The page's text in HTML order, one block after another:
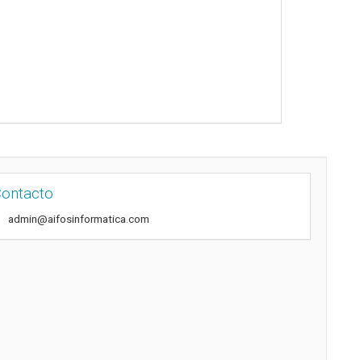
admin@aifosinformatica.com